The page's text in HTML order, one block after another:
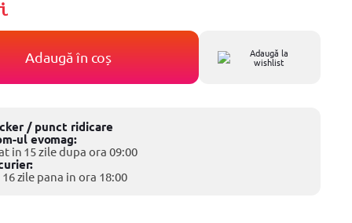
Adaugă în coș Adaugă la
wishlist
/ punct ridicare
ul evomag:
in 15 zile dupa ora 09:00
zile pana in ora 18:00